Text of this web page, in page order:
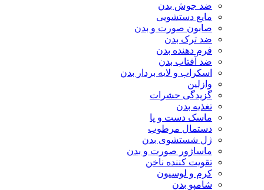
ضد جوش بدن
مایع دستشویی
صابون صورت و بدن
ضد ترک بدن
فرم دهنده بدن
ضد آفتاب بدن
اسکراب و لایه بردار بدن
وازلین
گزیدگی حشرات
تغذیه بدن
ماسک دست و پا
دستمال مرطوب
ژل شستشوی بدن
ماساژور صورت و بدن
تقویت کننده ناخن
کرم و لوسیون
شامپو بدن